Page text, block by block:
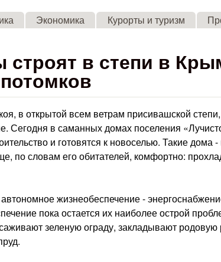
Skip to main
Экономика Курорты и туризм
строят в степи в
в открытой всем ветрам присивашской
Сегодня в саманных домах поселения
и готовятся к новоселью. Такие дома
по словам его обитателей, комфортно:
жизнеобеспечение -
пока остается их наиболее острой
зеленую ограду, закладывают